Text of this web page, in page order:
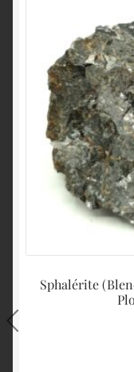
Sphalérite